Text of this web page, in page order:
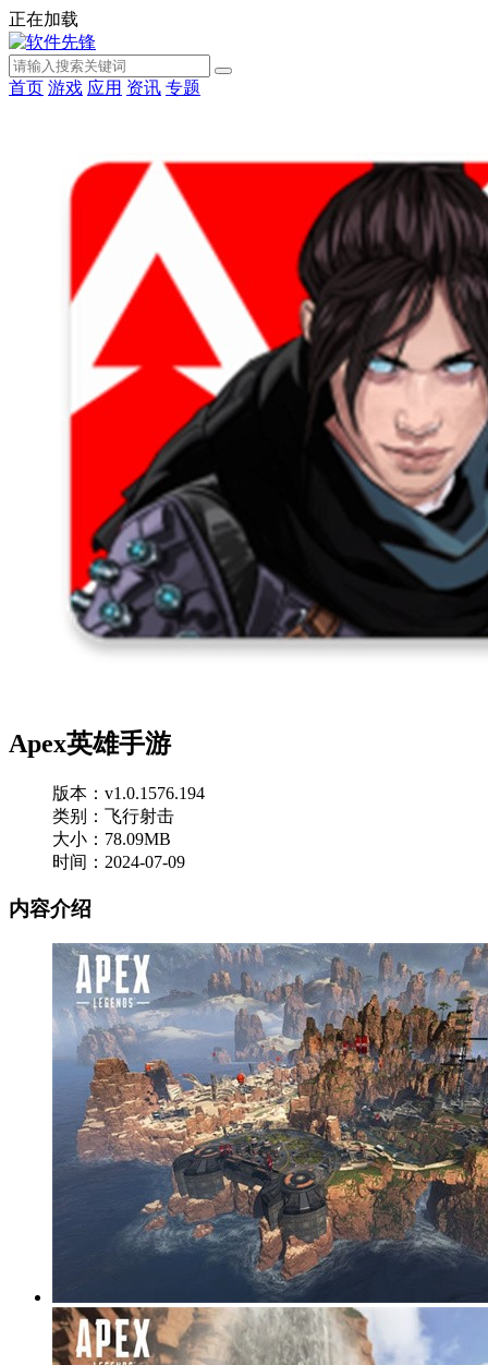
正在加载
首页 游戏 应用 资讯 专题
Apex英雄手游
版本：v1.0.1576.194
类别：飞行射击
大小：78.09MB
时间：2024-07-09
内容介绍